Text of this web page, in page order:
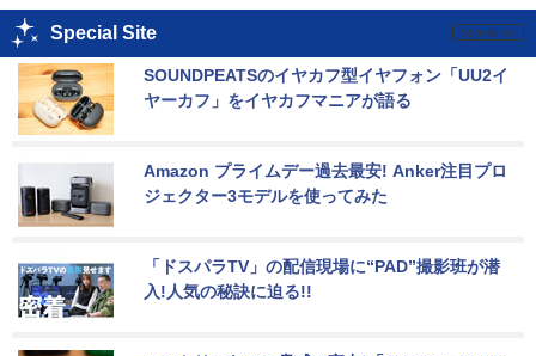
Special Site
SOUNDPEATSのイヤカフ型イヤフォン「UU2イ
ヤーカフ」をイヤカフマニアが語る
Amazon プライムデー過去最安! Anker注目プロ
ジェクター3モデルを使ってみた
「ドスパラTV」の配信現場に“PAD”撮影班が潜
入!人気の秘訣に迫る!!